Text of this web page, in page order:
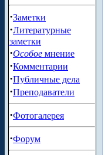
·Заметки
·Литературные
заметки
·Особое мнение
·Комментарии
·Публичные дела
·Преподаватели
·Фотогалерея
·Форум